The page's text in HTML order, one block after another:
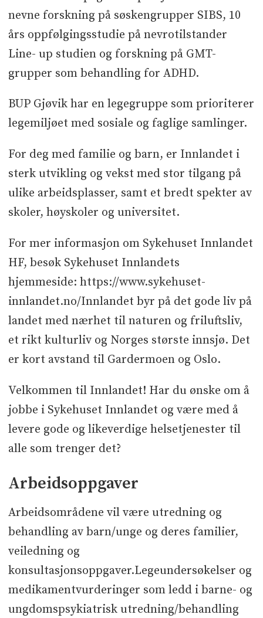
nevne forskning på søskengrupper SIBS, 10
års oppfølgingsstudie på nevrotilstander
Line- up studien og forskning på GMT-
grupper som behandling for ADHD.
BUP Gjøvik har en legegruppe som prioriterer
legemiljøet med sosiale og faglige samlinger.
For deg med familie og barn, er Innlandet i
sterk utvikling og vekst med stor tilgang på
ulike arbeidsplasser, samt et bredt spekter av
skoler, høyskoler og universitet.
For mer informasjon om Sykehuset Innlandet
HF, besøk Sykehuset Innlandets
hjemmeside: https://www.sykehuset-
innlandet.no/Innlandet byr på det gode liv på
landet med nærhet til naturen og friluftsliv,
et rikt kulturliv og Norges største innsjø. Det
er kort avstand til Gardermoen og Oslo.
Velkommen til Innlandet! Har du ønske om å
jobbe i Sykehuset Innlandet og være med å
levere gode og likeverdige helsetjenester til
alle som trenger det?
Arbeidsoppgaver
Arbeidsområdene vil være utredning og
behandling av barn/unge og deres familier,
veiledning og
konsultasjonsoppgaver.Legeundersøkelser og
medikamentvurderinger som ledd i barne- og
ungdomspsykiatrisk utredning/behandling